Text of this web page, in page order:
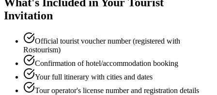
Invitation
Official tourist voucher number (registered with
Rostourism)
Confirmation of hotel/accommodation booking
Your full itinerary with cities and dates
Tour operator's license number and registration details